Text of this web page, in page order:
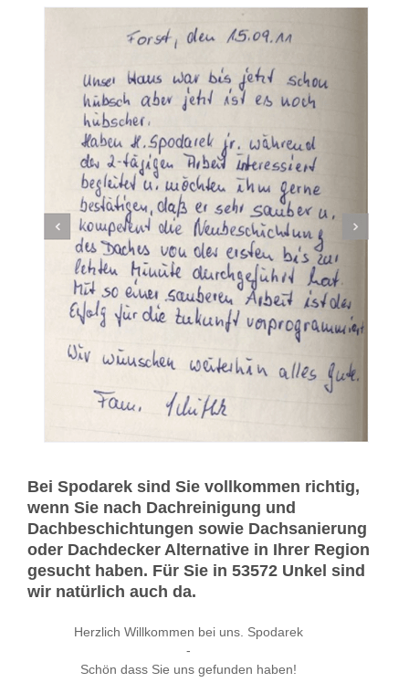
Bei Spodarek sind Sie vollkommen richtig,
wenn Sie nach Dachreinigung und
Dachbeschichtungen sowie Dachsanierung
oder Dachdecker Alternative in Ihrer Region
gesucht haben. Für Sie in 53572 Unkel sind
wir natürlich auch da.
Herzlich Willkommen bei uns. Spodarek
-
Schön dass Sie uns gefunden haben!